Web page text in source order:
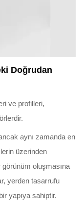
Doğrudan
ve profilleri,
aynı zamanda en
üzerinden
görünüm oluşmasına
yerden tasarrufu
yapıya sahiptir.